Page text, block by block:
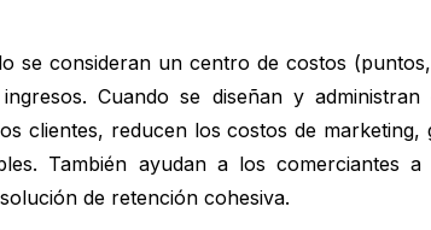
se consideran un centro de costos
Cuando se diseñan y
clientes, reducen los costos de
También ayudan a los comerciantes
de retención cohesiva.